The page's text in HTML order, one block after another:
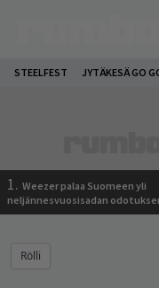
STEELFEST JYTÄKESÄ GO
1. Weezer palaa Suomeen yli
neljännesvuosisadan
Rölli